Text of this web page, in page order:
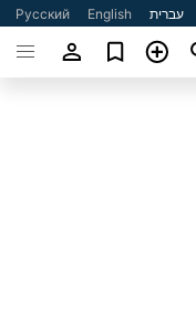
עברית English
Русский